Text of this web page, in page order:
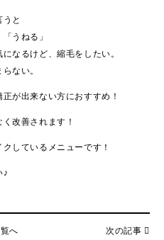
と
うねる」
なるけど、縮毛をしたい。
ない。
が出来ない方におすすめ！
改善されます！
しているメニューです！
♪
へ 次の記事